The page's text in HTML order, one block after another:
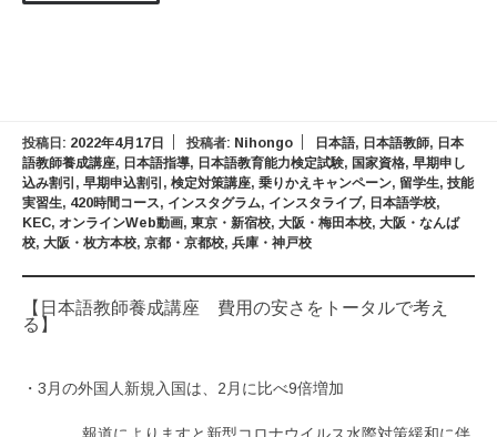
投稿日: 2022年4月17日 投稿者: Nihongo 日本語, 日本語教師, 日本
語教師養成講座, 日本語指導, 日本語教育能力検定試験, 国家資格, 早期申し
込み割引 , 早期申込割引 , 検定対策講座, 乗りかえキャンペーン, 留学生, 技能
実習生, 420時間コース, インスタグラム, インスタライブ, 日本語学校,
KEC, オンラインWeb動画, 東京・新宿校, 大阪・梅田本校, 大阪・なんば
校, 大阪・枚方本校, 京都・京都校, 兵庫・神戸校
【日本語教師養成講座 費用の安さをトータルで考え
る】
・3月の外国人新規入国は、2月に比べ9倍増加